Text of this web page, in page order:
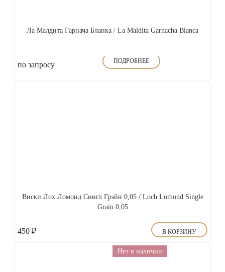
Ла Малдита Гарнача Бланка / La Maldita Garnacha Blanca
по запросу ПОДРОБНЕЕ
Виски Лох Ломонд Сингл Грэйн 0,05 / Loch Lomond Single
Grain 0,05
450 ₽ В КОРЗИНУ
Нет в наличии